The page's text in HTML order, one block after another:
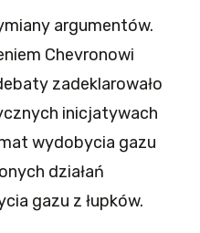
argumentów.
Chevronowi
zadeklarowało
inicjatywach
wydobycia gazu
działań
gazu z łupków.